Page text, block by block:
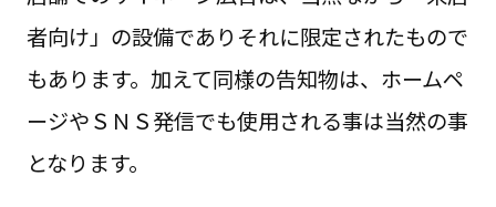
者向け」の設備でありそれに限定されたもので
もあります。加えて同様の告知物は、ホームペ
ージやＳＮＳ発信でも使用される事は当然の事
となります。